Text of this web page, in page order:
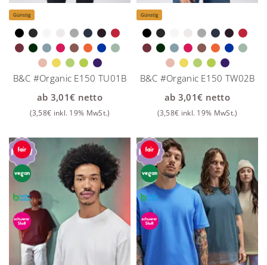
Günstig
B&C #Organic E150 TU01B
ab 3,01€ netto
(3,58€ inkl. 19% MwSt.)
Günstig
B&C #Organic E150 TW02B
ab 3,01€ netto
(3,58€ inkl. 19% MwSt.)